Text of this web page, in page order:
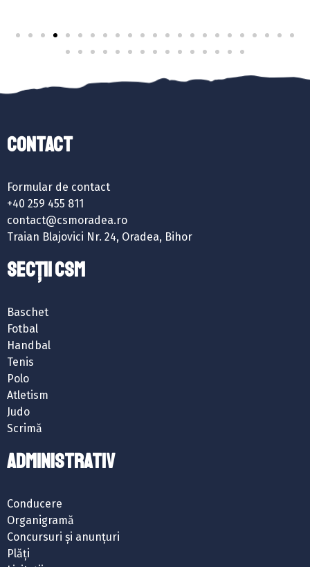
Contact
Formular de contact
+40 259 455 811
contact@csmoradea.ro
Traian Blajovici Nr. 24, Oradea, Bihor
SECȚII CSM
Baschet
Fotbal
Handbal
Tenis
Polo
Atletism
Judo
Scrimă
ADMINISTRATIV
Conducere
Organigramă
Concursuri și anunțuri
Plăți